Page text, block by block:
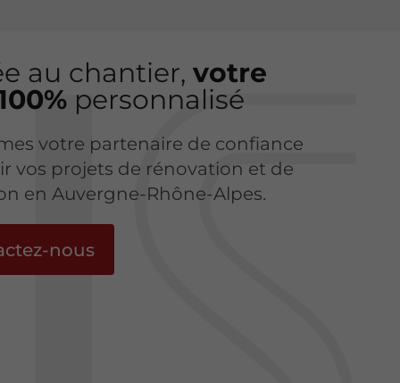
au chantier,votre
personnalisé
votre partenaire de confiance
vos projets de rénovation et de
en Auvergne-Rhône-Alpes.
nous